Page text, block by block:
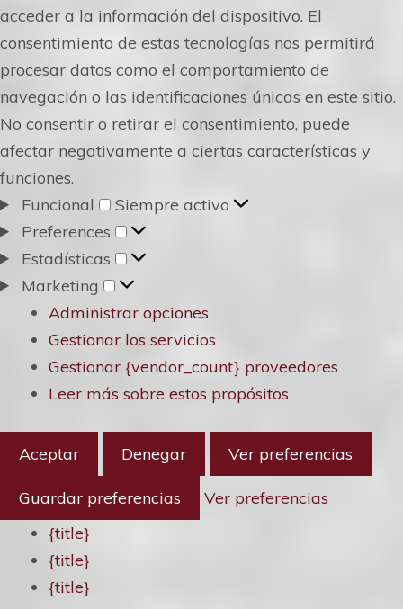
acceder a la información del dispositivo. El
consentimiento de estas tecnologías nos permitirá
procesar datos como el comportamiento de
navegación o las identificaciones únicas en este sitio.
No consentir o retirar el consentimiento, puede
afectar negativamente a ciertas características y
funciones.
Funcional
Funcional
Siempre activo
Preferences
Preferences
Estadísticas
Estadísticas
Marketing
Marketing
Administrar opciones
Gestionar los servicios
Gestionar {vendor_count} proveedores
Leer más sobre estos propósitos
Aceptar Denegar Ver preferencias
Guardar preferencias
Ver preferencias
{title}
{title}
{title}